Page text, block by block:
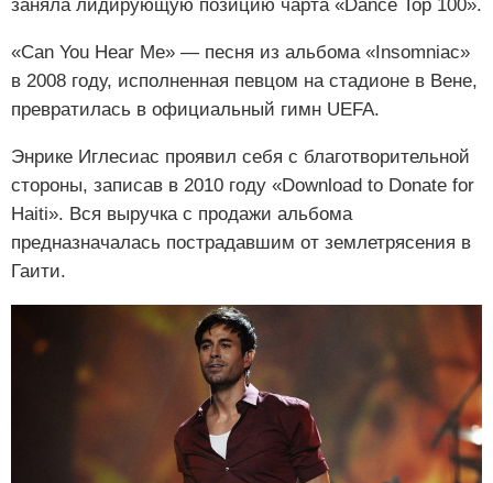
заняла лидирующую позицию чарта «Dance Top 100».
«Can You Hear Me» — песня из альбома «Insomniac»
в 2008 году, исполненная певцом на стадионе в Вене,
превратилась в официальный гимн UEFA.
Энрике Иглесиас проявил себя с благотворительной
стороны, записав в 2010 году «Download to Donate for
Haiti». Вся выручка с продажи альбома
предназначалась пострадавшим от землетрясения в
Гаити.